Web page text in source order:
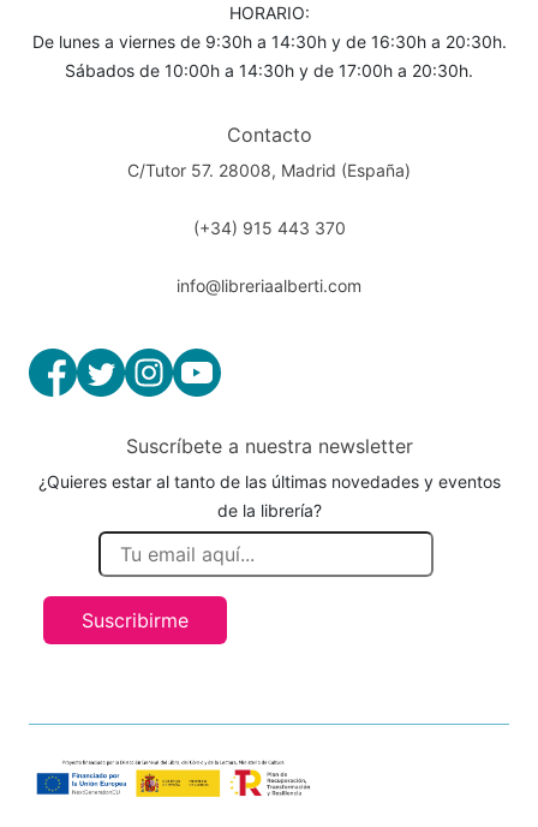
HORARIO:
De lunes a viernes de 9:30h a 14:30h y de 16:30h a 20:30h.
Sábados de 10:00h a 14:30h y de 17:00h a 20:30h.
Contacto
C/Tutor 57. 28008, Madrid (España)
(+34) 915 443 370
info@libreriaalberti.com
Suscríbete a nuestra newsletter
¿Quieres estar al tanto de las últimas novedades y eventos
de la librería?
Suscribirme